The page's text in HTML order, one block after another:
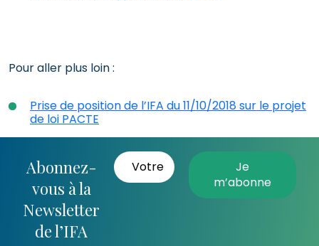
Pour aller plus loin :
Prise de position de l’IFA du 11/10/2018 sur le projet
de loi PACTE
Abonnez-
vous à la
Newsletter
de l’IFA